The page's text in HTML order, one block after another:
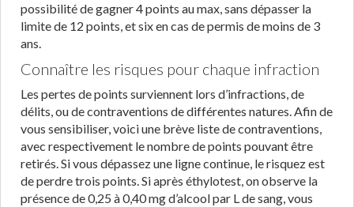
possibilité de gagner 4 points au max, sans dépasser la
limite de 12 points, et six en cas de permis de moins de 3
ans.
Connaître les risques pour chaque infraction
Les pertes de points surviennent lors d’infractions, de
délits, ou de contraventions de différentes natures. Afin de
vous sensibiliser, voici une brève liste de contraventions,
avec respectivement le nombre de points pouvant être
retirés. Si vous dépassez une ligne continue, le risquez est
de perdre trois points. Si après éthylotest, on observe la
présence de 0,25 à 0,40 mg d’alcool par L de sang, vous